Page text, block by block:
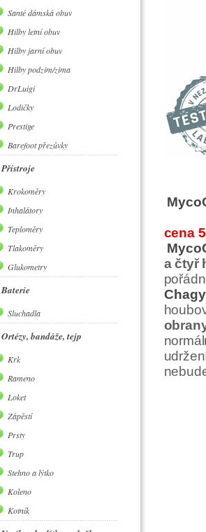
cena
a čtyř
Santé dámská obuv
Hilby letní obuv
Hilby jarní obuv
Hilby podzim/zima
DrLuigi
Lodičky
Prestige
Barefoot přezůvky
Přístroje
Krokoměry
Inhalátory
Teploměry
Tlakoměry
Glukometry
Baterie
Sluchadla
Ortézy, bandáže, tejp
Krk
Rameno
Loket
Zápěstí
Prsty
Trup
Stehno a lýtko
Koleno
Kotník